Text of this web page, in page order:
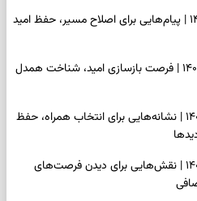
فال انبیا امروز شنبه ۱۷ مرداد ۱۴۰۵ | پیام‌هایی برای اصلاح مسیر، حفظ امید
فال حافظ امروز شنبه ۱۷ مرداد ۱۴۰۵ | فرصت بازسازی امید، شناخت همدل
فال اسم امروز جمعه ۱۶ مرداد ۱۴۰۵ | نشانه‌هایی برای انتخاب همراه، حفظ
فال چای امروز جمعه ۱۶ مرداد ۱۴۰۵ | نقش‌هایی برای دیدن فرصت‌های